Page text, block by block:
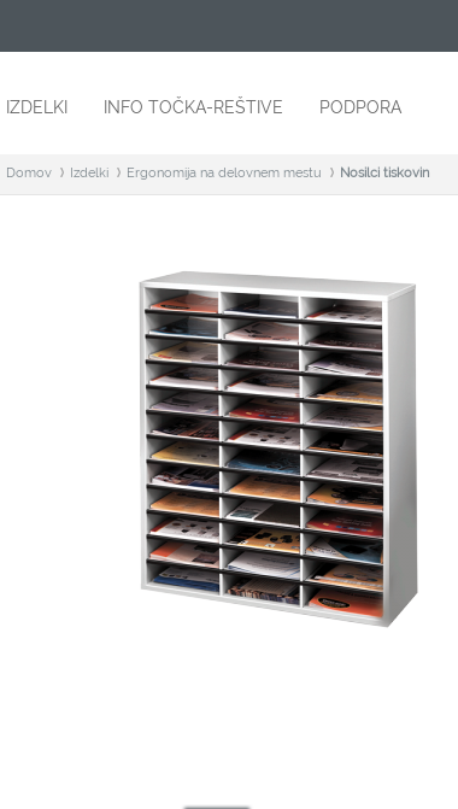
IZDELKI INFO TOČKA-REŠTIVE PODPORA
Domov Izdelki Ergonomija na delovnem mestu Nosilci tiskovin